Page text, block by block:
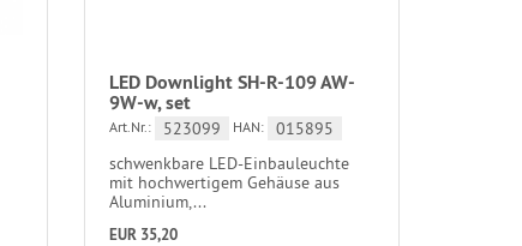
LED Downlight SH-R-109 AW-
9W-w, set
Art.Nr.: 523099 HAN:
015895
schwenkbare LED-Einbauleuchte
mit hochwertigem Gehäuse aus
Aluminium,...
EUR 35,20